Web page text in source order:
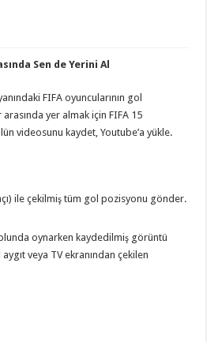
Sen de Yerini Al
FIFA oyuncularının gol
yer almak için FIFA 15
videosunu kaydet, Youtube’a yükle.
ile çekilmiş tüm gol pozisyonu gönder.
oynarken kaydedilmiş görüntü
veya TV ekranından çekilen